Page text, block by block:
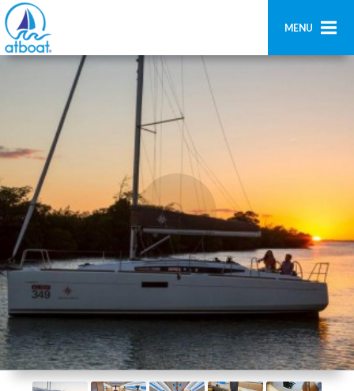
MENU
Contáctenos
Añadir barco
Acceder
Regístrate